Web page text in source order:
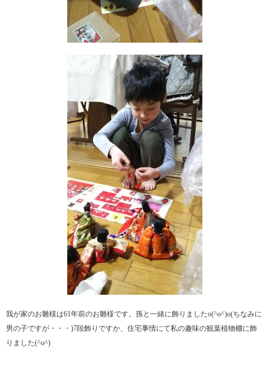
我が家のお雛様は61年前のお雛様です。孫と一緒に飾りましたo(^o^)o(ちなみに
男の子ですが・・・)7段飾りですか、住宅事情にて私の趣味の観葉植物棚に飾
りました(^o^)